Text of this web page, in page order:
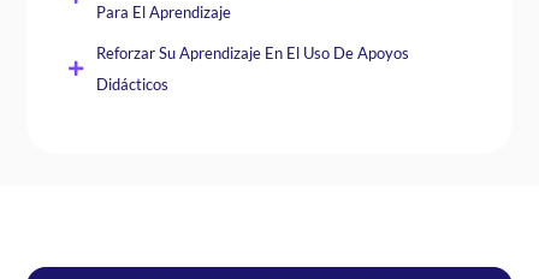
Para El Aprendizaje
Reforzar Su Aprendizaje En El Uso De Apoyos
Didácticos